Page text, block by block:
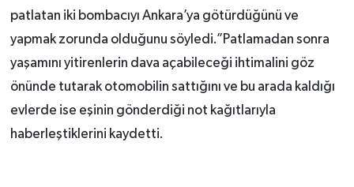
patlatan iki bombacıyı Ankara’ya götürdüğünü ve
yapmak zorunda olduğunu söyledi.”Patlamadan sonra
yaşamını yitirenlerin dava açabileceği ihtimalini göz
önünde tutarak otomobilin sattığını ve bu arada kaldığı
evlerde ise eşinin gönderdiği not kağıtlarıyla
haberleştiklerini kaydetti.